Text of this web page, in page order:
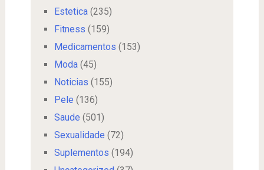
Estetica(235)
Fitness (159)
Medicamentos (153)
Moda(45)
Noticias (155)
Pele (136)
Saude (501)
Sexualidade (72)
Suplementos (194)